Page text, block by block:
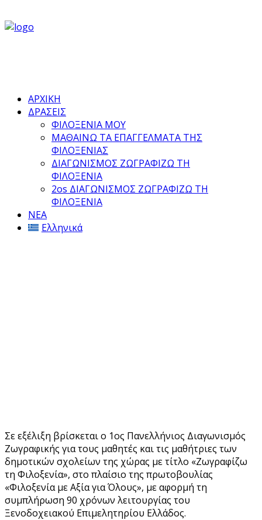
ΑΡΧΙΚΗ
ΔΡΑΣΕΙΣ
ΦΙΛΟΞΕΝΙΑ ΜΟΥ
ΜΑΘΑΙΝΩ ΤΑ ΕΠΑΓΓΕΛΜΑΤΑ ΤΗΣ
ΦΙΛΟΞΕΝΙΑΣ
ΔΙΑΓΩΝΙΣΜΟΣ ΖΩΓΡΑΦΙΖΩ ΤΗ
ΦΙΛΟΞΕΝΙΑ
2os ΔΙΑΓΩΝΙΣΜΟΣ ΖΩΓΡΑΦΙΖΩ ΤΗ
ΦΙΛΟΞΕΝΙΑ
ΝΕΑ
Ελληνικά
Σε εξέλιξη βρίσκεται ο 1ος Πανελλήνιος Διαγωνισμός
Ζωγραφικής για τους μαθητές και τις μαθήτριες των
δημοτικών σχολείων της χώρας με τίτλο «Ζωγραφίζω
τη Φιλοξενία», στο πλαίσιο της πρωτοβουλίας
«Φιλοξενία με Αξία για Όλους», με αφορμή τη
συμπλήρωση 90 χρόνων λειτουργίας του
Ξενοδοχειακού Επιμελητηρίου Ελλάδος.